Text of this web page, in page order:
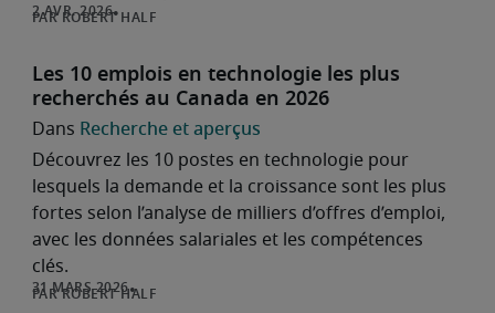
ROBERT HALF
Les 10 emplois en technologie les plus
recherchés au Canada en 2026
Découvrez les 10 postes en technologie pour
lesquels la demande et la croissance sont les plus
fortes selon l’analyse de milliers d’offres d’emploi,
avec les données salariales et les compétences
clés.
Recherche et aperçus
ROBERT HALF